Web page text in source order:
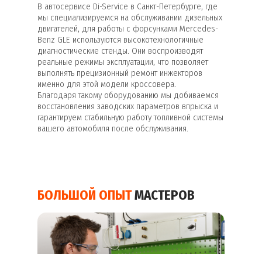
В автосервисе Di-Service в Санкт-Петербурге, где
мы специализируемся на обслуживании дизельных
двигателей, для работы с форсунками Mercedes-
Benz GLE используются высокотехнологичные
диагностические стенды. Они воспроизводят
реальные режимы эксплуатации, что позволяет
выполнять прецизионный ремонт инжекторов
именно для этой модели кроссовера.
Благодаря такому оборудованию мы добиваемся
восстановления заводских параметров впрыска и
гарантируем стабильную работу топливной системы
вашего автомобиля после обслуживания.
БОЛЬШОЙ ОПЫТМАСТЕРОВ